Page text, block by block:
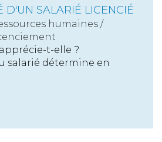
D'UN SALARIÉ LICENCIÉ
humaines /
t-elle ?
salarié détermine en